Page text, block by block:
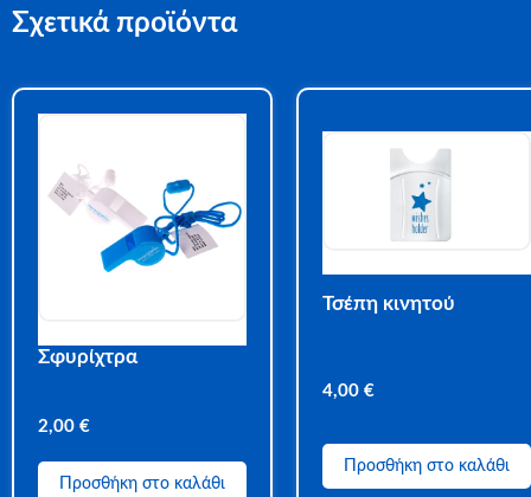
Σχετικά προϊόντα
Σφυρίχτρα
2,00 €
Προσθήκη στο καλάθι
Τσέπη κινητού
4,00 €
Προσθήκη στο καλάθι